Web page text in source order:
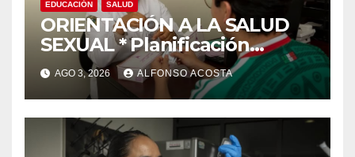
EDUCACIÓN SALUD
ORIENTACIÓN A LA SALUD
SEXUAL * Planificación
familiar, un derecho
AGO 3, 2026 ALFONSO ACOSTA